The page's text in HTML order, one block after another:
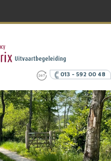
013 - 592 00 48